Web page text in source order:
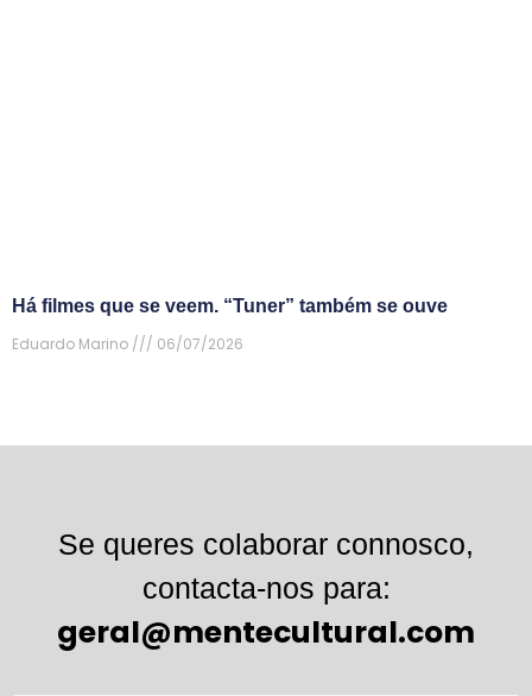
Há filmes que se veem. “Tuner” também se ouve
Eduardo Marino
06/07/2026
Se queres colaborar connosco,
contacta-nos para:
geral@mentecultural.com